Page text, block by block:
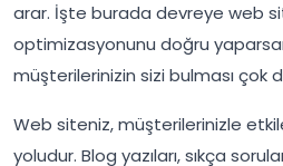
arar. İşte burada devreye web
optimizasyonunu doğru
müşterilerinizin sizi bulması çok
Web siteniz, müşterilerinizle
yoludur. Blog yazıları, sıkça